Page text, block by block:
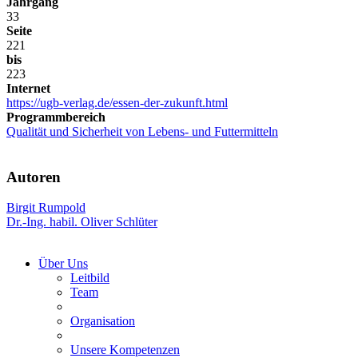
33
Seite
221
bis
223
Internet
https://ugb-verlag.de/essen-der-zukunft.html
Programmbereich
Qualität und Sicherheit von Lebens- und Futtermitteln
Autoren
Birgit Rumpold
Dr.-Ing. habil. Oliver Schlüter
Über Uns
Leitbild
Team
Organisation
Unsere Kompetenzen